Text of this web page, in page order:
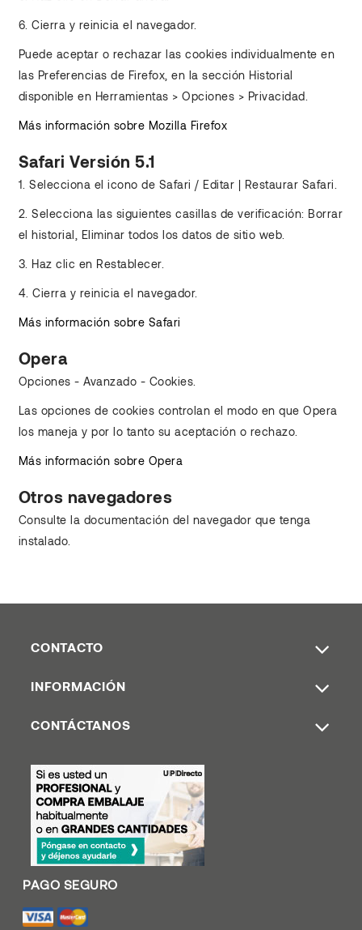
6. Cierra y reinicia el navegador.
Puede aceptar o rechazar las cookies individualmente en
las Preferencias de Firefox, en la sección Historial
disponible en Herramientas > Opciones > Privacidad.
Más información sobre Mozilla Firefox
Safari Versión 5.1
1. Selecciona el icono de Safari / Editar | Restaurar Safari.
2. Selecciona las siguientes casillas de verificación: Borrar
el historial, Eliminar todos los datos de sitio web.
3. Haz clic en Restablecer.
4. Cierra y reinicia el navegador.
Más información sobre Safari
Opera
Opciones - Avanzado - Cookies.
Las opciones de cookies controlan el modo en que Opera
los maneja y por lo tanto su aceptación o rechazo.
Más información sobre Opera
Otros navegadores
Consulte la documentación del navegador que tenga
instalado.
CONTACTO
INFORMACIÓN
CONTÁCTANOS